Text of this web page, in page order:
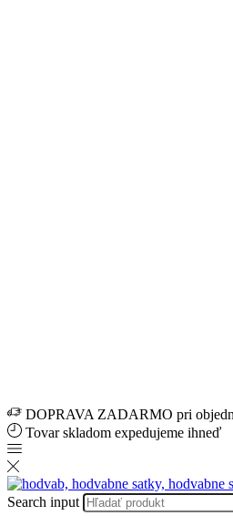
DOPRAVA ZADARMO pri
Tovar skladom expedujeme ihneď
Search input